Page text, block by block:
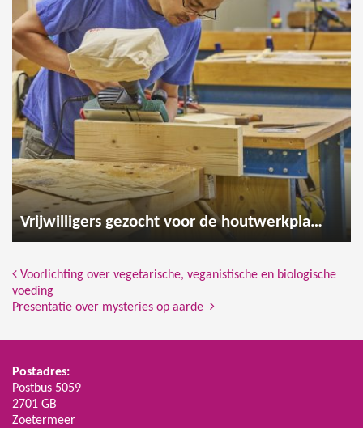
Vrijwilligers gezocht voor de houtwerkplaats
Bericht Navigatie
Voorlichting over vegetarische, veganistische en biologische
voeding
Presentatie over mysteries op aarde
Postadres:
Postbus 5059
2701 GB
Zoetermeer